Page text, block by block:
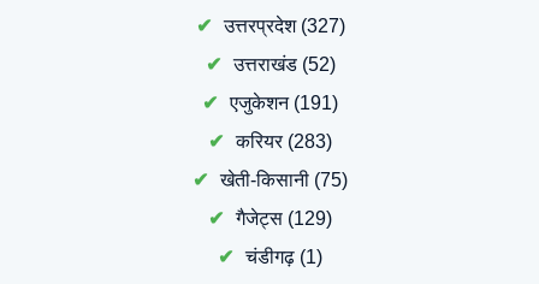
उत्तरप्रदेश(327)
उत्तराखंड(52)
एजुकेशन(191)
करियर(283)
खेती-किसानी (75)
गैजेट्स (129)
चंडीगढ़ (1)